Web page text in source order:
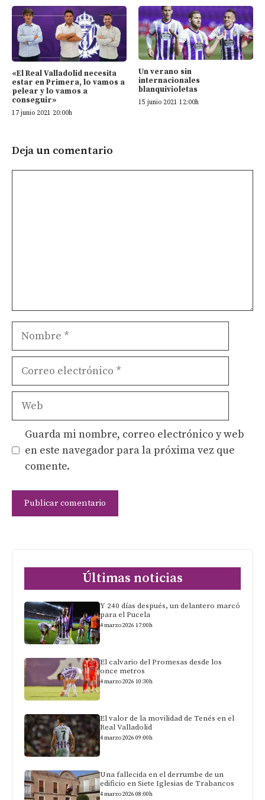
«El Real Valladolid necesita
estar en Primera, lo vamos a
pelear y lo vamos a
conseguir»
17 junio 2021 20:00h
Un verano sin
internacionales
blanquivioletas
15 junio 2021 12:00h
Deja un comentario
Nombre
Correo
Web
Guarda mi nombre, correo electrónico y web
en este navegador para la próxima vez que
comente.
Últimas noticias
Y 240 días después, un delantero marcó
para el Pucela
4 marzo 2026 17:00h
El calvario del Promesas desde los
once metros
4 marzo 2026 10:30h
El valor de la movilidad de Tenés en el
Real Valladolid
4 marzo 2026 09:00h
Una fallecida en el derrumbe de un
edificio en Siete Iglesias de Trabancos
4 marzo 2026 08:00h